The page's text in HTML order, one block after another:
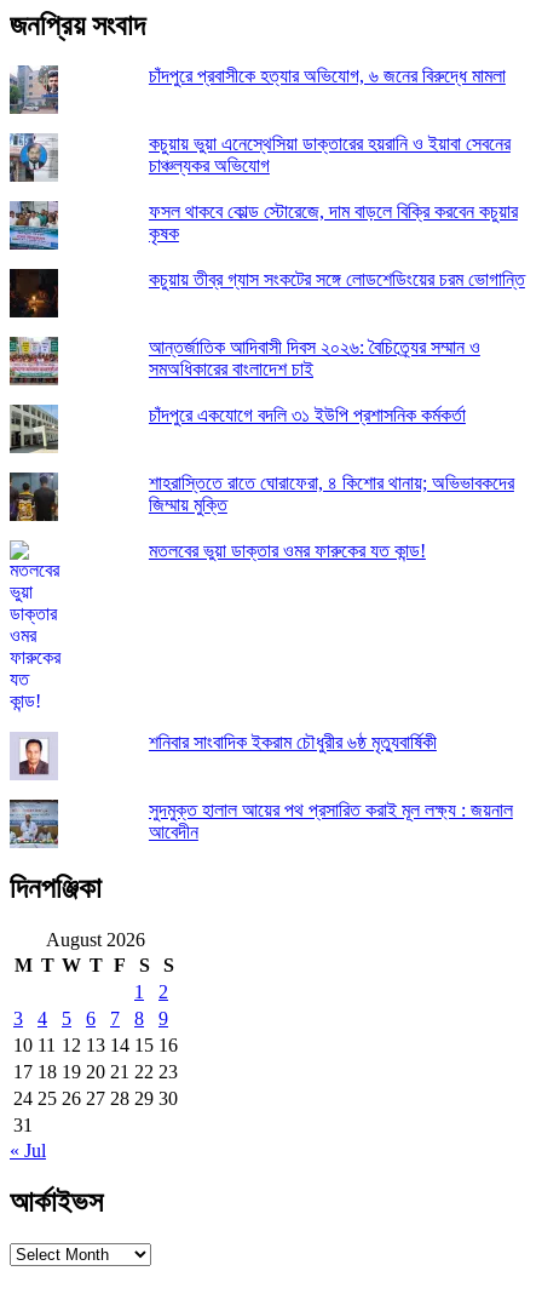
জনপ্রিয় সংবাদ
চাঁদপুরে প্রবাসীকে হত্যার অভিযোগ, ৬ জনের বিরুদ্ধে মামলা
কচুয়ায় ভুয়া এনেস্থেসিয়া ডাক্তারের হয়রানি ও ইয়াবা সেবনের
চাঞ্চল্যকর অভিযোগ
ফসল থাকবে কোল্ড স্টোরেজে, দাম বাড়লে বিক্রি করবেন কচুয়ার
কৃষক
কচুয়ায় তীব্র গ্যাস সংকটের সঙ্গে লোডশেডিংয়ের চরম ভোগান্তি
আন্তর্জাতিক আদিবাসী দিবস ২০২৬: বৈচিত্র্যের সম্মান ও
সমঅধিকারের বাংলাদেশ চাই
চাঁদপুরে একযোগে বদলি ৩১ ইউপি প্রশাসনিক কর্মকর্তা
শাহরাস্তিতে রাতে ঘোরাফেরা, ৪ কিশোর থানায়; অভিভাবকদের
জিম্মায় মুক্তি
মতলবের ভুয়া ডাক্তার ওমর ফারুকের যত কান্ড!
শনিবার সাংবাদিক ইকরাম চৌধুরীর ৬ষ্ঠ মৃত্যুবার্ষিকী
সুদমুক্ত হালাল আয়ের পথ প্রসারিত করাই মূল লক্ষ্য : জয়নাল
আবেদীন
দিনপঞ্জিকা
August 2026
M T W T F S
S
1
2
3
4 5 6 7 8
9
10 11 12 13 14 15 16
17 18 19 20 21 22 23
24 25 26 27 28 29 30
31
« Jul
আর্কাইভস
আর্কাইভস